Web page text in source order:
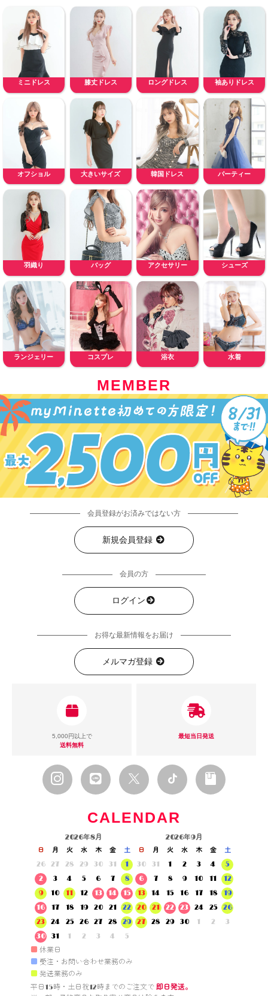
ミニドレス 膝丈ドレス ロングドレス 袖ありドレス
オフショル 大きいサイズ 韓国ドレス パーティー
羽織り バッグ アクセサリー シューズ
ランジェリー コスプレ 浴衣 水着
MEMBER
会員登録がお済みではない方
新規会員登録
会員の方
ログイン
お得な最新情報をお届け
メルマガ登録
5,000円以上で
送料無料
最短当日発送
CALENDAR
2026年8月
日 月 火 水 木 金
土
26
27 28 29 30 31
1
2
3 4 5 6 7
8
9
10 11 12 13 14
15
16
17 18 19 20 21
22
23
24 25 26 27 28
29
30
31 1 2 3 4 5
2026年9月
日 月 火 水 木 金
土
30
31 1 2 3 4
5
6
7 8 9 10 11
12
13
14 15 16 17 18
19
20
21 22 23 24 25
26
27
28 29 30 1 2 3
■ 休業日
■ 受注・お問い合わせ業務のみ
■ 発送業務のみ
平日15時・土日祝12時までのご注文で 即日発送。